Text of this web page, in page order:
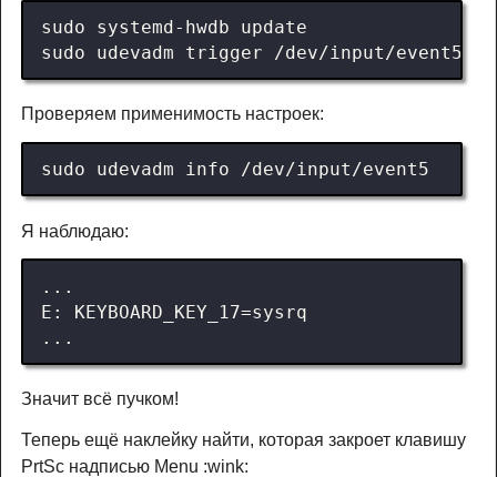
Проверяем применимость настроек:
Я наблюдаю:
Значит всё пучком!
Теперь ещё наклейку найти, которая закроет клавишу
PrtSc надписью Menu :wink: